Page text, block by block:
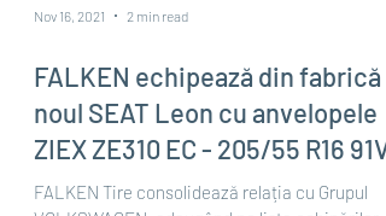
Nov 16, 2021 2 min read
FALKEN echipează din fabrică
noul SEAT Leon cu anvelopele